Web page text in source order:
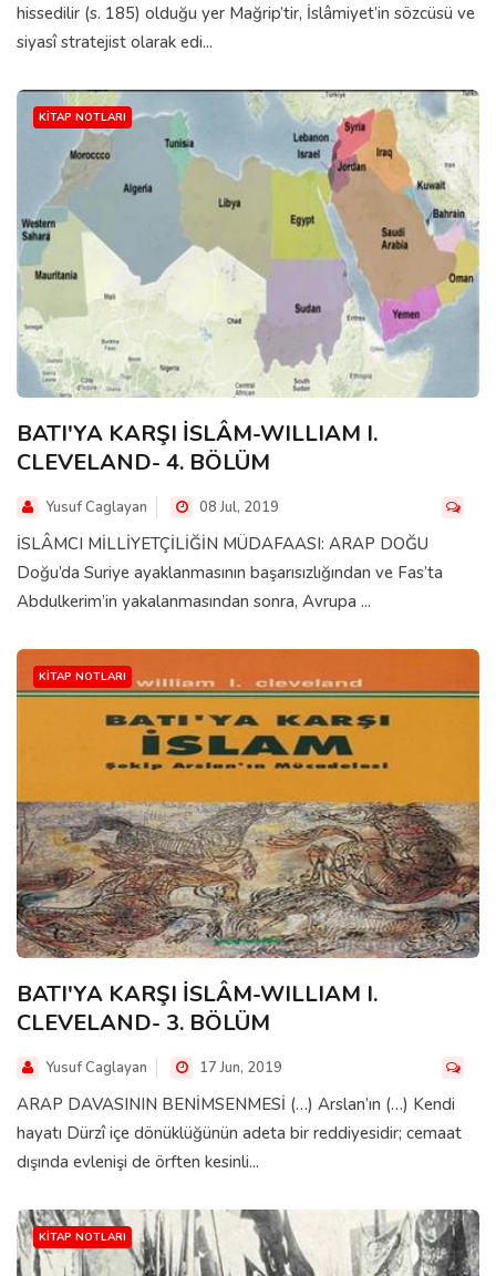
hissedilir (s. 185) olduğu yer Mağrip’tir, İslâmiyet’in sözcüsü ve
siyasî stratejist olarak edi...
KITAP NOTLARI
BATI'YA KARŞI İSLÂM-WILLIAM I.
CLEVELAND- 4. BÖLÜM
Yusuf Caglayan 08 Jul, 2019
İSLÂMCI MİLLİYETÇİLİĞİN MÜDAFAASI: ARAP DOĞU
Doğu’da Suriye ayaklanmasının başarısızlığından ve Fas’ta
Abdulkerim’in yakalanmasından sonra, Avrupa ...
KITAP NOTLARI
BATI'YA KARŞI İSLÂM-WILLIAM I.
CLEVELAND- 3. BÖLÜM
Yusuf Caglayan 17 Jun, 2019
ARAP DAVASININ BENİMSENMESİ (…) Arslan’ın (…) Kendi
hayatı Dürzî içe dönüklüğünün adeta bir reddiyesidir; cemaat
dışında evlenişi de örften kesinli...
KITAP NOTLARI